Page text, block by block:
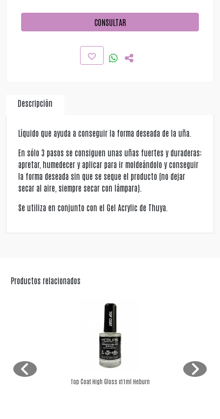
CONSULTAR
Descripción
Líquido que ayuda a conseguir la forma deseada de la uña.
En sólo 3 pasos se consiguen unas uñas fuertes y duraderas:
apretar, humedecer y aplicar para ir moldeándolo y conseguir
la forma deseada sin que se seque el producto (no dejar
secar al aire, siempre secar con lámpara).
Se utiliza en conjunto con el Gel Acrylic de Thuya.
Productos relacionados
Top Coat High Gloss x11ml Heburn